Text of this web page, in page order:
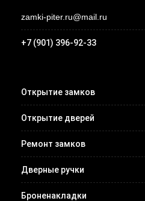
zamki-piter.ru@mail.ru
+7 (901) 396-92-33
Открытие замков
Открытие дверей
Ремонт замков
Дверные ручки
Броненакладки